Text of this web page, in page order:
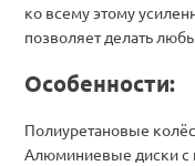
ко всему этому
позволяет делать
Особенности:
Полиуретановые
Алюминиевые диски с